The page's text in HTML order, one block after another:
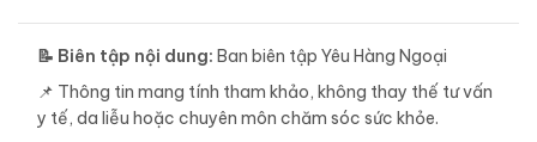
📝 Biên tập nội dung: Ban biên tập Yêu Hàng Ngoại
📌 Thông tin mang tính tham khảo, không thay thế tư vấn
y tế, da liễu hoặc chuyên môn chăm sóc sức khỏe.